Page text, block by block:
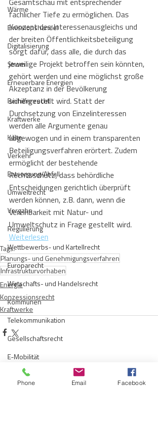
Wärme
Emissionshandel
Digitalisierung
Strom
Erneuerbare Energien
Beihilfenrecht
Kraftwerke
Kälte
Verkehr
Entsorgung/Abfall
Umweltrecht
Vergabe
Regulierung
Wettbewerbs- und Kartellrecht
Europarecht
Wirtschafts- und Handelsrecht
Kommunen
Telekommunikation
Gesellschaftsrecht
E-Mobilität
Verwaltungsrecht
fachlicher Tiefe zu ermöglichen. Das
Konzept des Interessenausgleichs und
der breiten Öffentlichkeitsbeteiligung
sorgt dafür, dass alle, die durch das
jeweilige Projekt betroffen sein könnten,
gehört werden und eine möglichst große
Akzeptanz in der Bevölkerung
sichergestellt wird. Statt der
Durchsetzung von Einzelinteressen
werden alle Argumente genau
abgewogen und in einem transparenten
Beteiligungsverfahren erörtert. Zudem
ermöglicht der bestehende
Rechtsschutz, dass behördliche
Entscheidungen gerichtlich überprüft
werden können, z.B. dann, wenn die
Vereinbarkeit mit Natur- und
Umweltschutz in Frage gestellt wird.
Weiterlesen
Tags:
Planungs- und Genehmigungsverfahren
Infrastrukturvorhaben
Energie
Konzessionsrecht
Kraftwerke
Aktuelle Beiträge Alle ansehen
Phone Email Facebook